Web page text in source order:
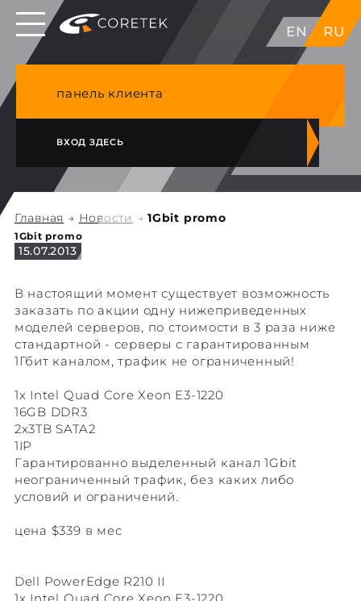
EN RU
Выделенные серверы в ЕС, Японии, ГК, США
NVME VPS & cPanel премиум хостинг в
панель клиента
ВХОД ЗДЕСЬ
Главная → Новости → 1Gbit promo
1Gbit promo
15.07.2013
В настоящий момент существует возможность
заказать по акции одну нижеприведенных
моделей серверов, по стоимости в 3 раза ниже
стандартной - серверы с гарантированным
1Гбит каналом, трафик не ограниченный!
1x Intel Quad Core Xeon E3-1220
16GB DDR3
2x3TB SATA2
1IP
Гарантированно выделенный канал 1Gbit
неограниченный трафик, без каких либо
условий и ограничений.
цена $339 в мес
Dell PowerEdge R210 II